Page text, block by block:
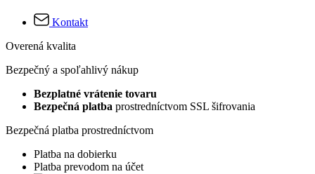
Kontakt
Overená kvalita
Bezpečný a spoľahlivý nákup
Bezplatné vrátenie tovaru
Bezpečná platba prostredníctvom SSL šifrovania
Bezpečná platba prostredníctvom
Platba na dobierku
Platba prevodom na účet